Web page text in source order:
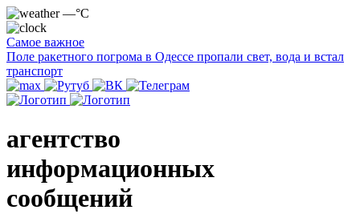
—°C
Самое важное
Поле ракетного погрома в Одессе пропали свет, вода и встал
транспорт
агентство
информационных
сообщений